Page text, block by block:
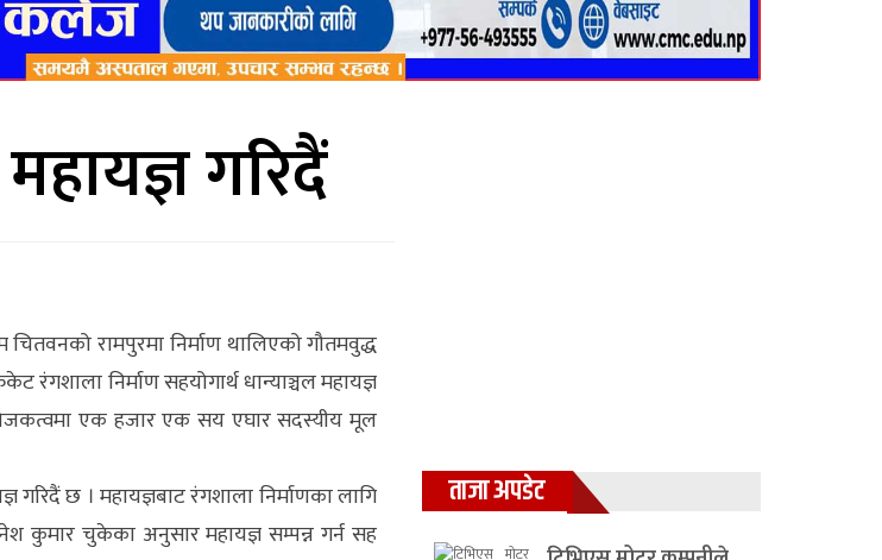
गरिदैं
चितवनको रामपुरमा निर्माण थालिएको गौतमवुद्ध
रंगशाला निर्माण सहयोगार्थ धान्याञ्चल महायज्ञ
एक हजार एक सय एघार सदस्यीय मूल
छ । महायज्ञबाट रंगशाला निर्माणका लागि
कुमार चुकेका अनुसार महायज्ञ सम्पन्न गर्न सह
ताजा अपडेट